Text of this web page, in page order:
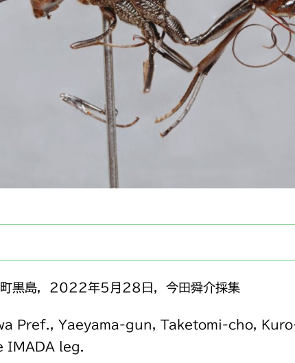
町黒島，2022年5月28日，今田舜介採集
Pref., Yaeyama-gun, Taketomi-cho,
IMADA leg.